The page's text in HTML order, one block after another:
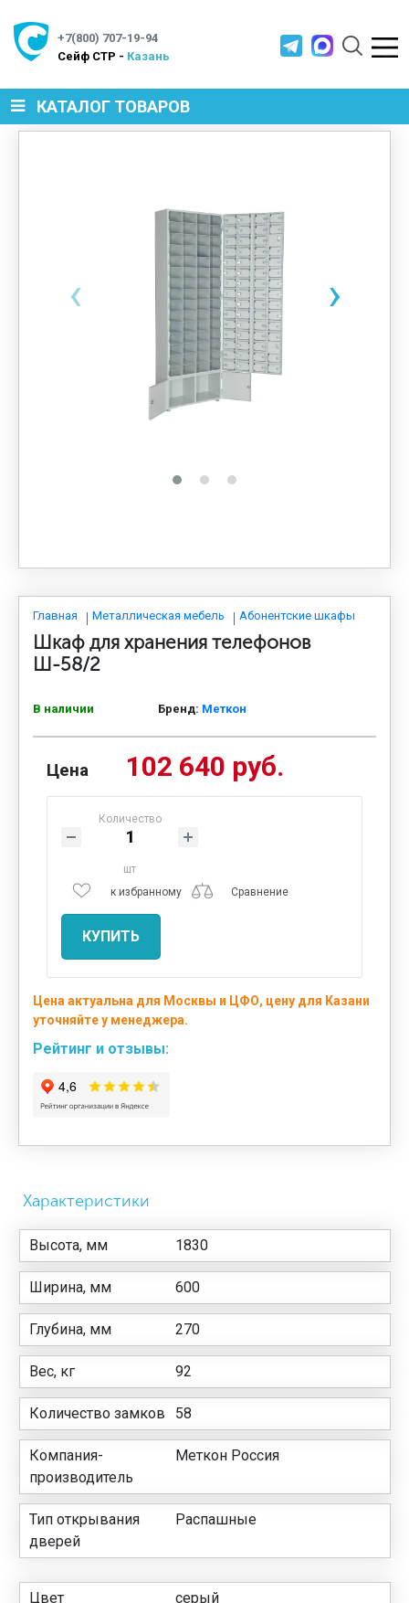
+7(800) 707-19-94
Cейф СТР - Казань
КАТАЛОГ ТОВАРОВ
МЕТАЛЛИЧЕСКАЯ МЕБЕЛЬ
МЕТАЛЛИЧЕСКИЕ СТЕЛЛАЖИ
ПРОИЗВОДСТВЕННАЯ МЕБЕЛЬ
МЕДИЦИНСКАЯ МЕБЕЛЬ
СИСТЕМЫ ХРАНЕНИЯ
МЕБЕЛЬ ДЛЯ ДОМА
МЕБЕЛЬ ДЛЯ СТОЛОВЫХ
СТАЛЬНЫЕ ДВЕРИ
‹ ›
Главная Металлическая мебель Абонентские шкафы
Шкаф для хранения телефонов
Ш-58/2
В наличии Бренд: Меткон
Цена 102 640 руб.
Количество
шт
к избранному
Сравнение
КУПИТЬ
Цена актуальна для Москвы и ЦФО, цену для Казани
уточняйте у менеджера.
Рейтинг и отзывы:
Характеристики
Высота, мм 1830
Ширина, мм 600
Глубина, мм 270
Вес, кг 92
Количество замков 58
Компания-
производитель
Меткон Россия
Тип открывания
дверей
Распашные
Цвет серый